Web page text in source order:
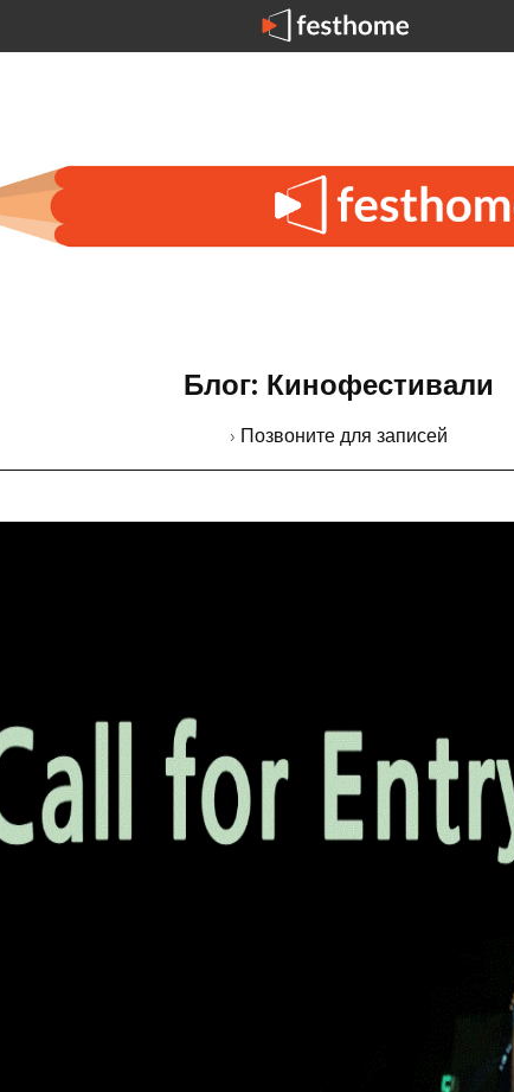
Блог: Кинофестивали
› Позвоните для записей